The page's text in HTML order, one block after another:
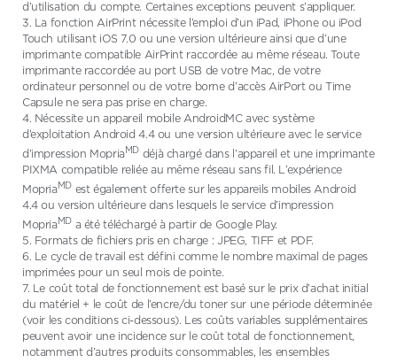
d’utilisation du compte. Certaines exceptions peuvent s’appliquer.
3. La fonction AirPrint nécessite l’emploi d’un iPad, iPhone ou iPod
Touch utilisant iOS 7.0 ou une version ultérieure ainsi que d’une
imprimante compatible AirPrint raccordée au même réseau. Toute
imprimante raccordée au port USB de votre Mac, de votre
ordinateur personnel ou de votre borne d’accès AirPort ou Time
Capsule ne sera pas prise en charge.
4. Nécessite un appareil mobile AndroidMC avec système
d’exploitation Android 4.4 ou une version ultérieure avec le service
d’impression MopriaMD déjà chargé dans l’appareil et une imprimante
PIXMA compatible reliée au même réseau sans fil. L’expérience
MopriaMDest également offerte sur les appareils mobiles Android
4.4 ou version ultérieure dans lesquels le service d’impression
MopriaMDa été téléchargé à partir de Google Play.
5. Formats de fichiers pris en charge : JPEG, TIFF et PDF.
6. Le cycle de travail est défini comme le nombre maximal de pages
imprimées pour un seul mois de pointe.
7. Le coût total de fonctionnement est basé sur le prix d’achat initial
du matériel + le coût de l’encre/du toner sur une période déterminée
(voir les conditions ci-dessous). Les coûts variables supplémentaires
peuvent avoir une incidence sur le coût total de fonctionnement,
notamment d’autres produits consommables, les ensembles